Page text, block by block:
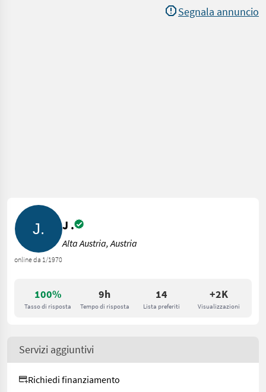
Segnala annuncio
100%
Tasso di risposta
9h
Tempo di risposta
14
Lista preferiti
+2K
Visualizzazioni
online da 1/1970
J .
Alta Austria, Austria
Servizi aggiuntivi
Richiedi finanziamento